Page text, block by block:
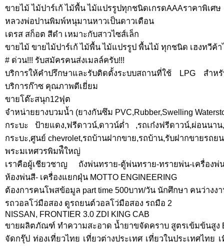
ขายไม้ ไม้ปาร์เก้ ไม้พื้น ไม้แปรรูปทุกชนิดเกรดAAAราคาพิเศษ
หลวงพ่อปานพิมพ์หนุมานหาวเป็นดาวเดือน
เดรส สก็อต สีดำ เหมาะกับสาวไซส์เล็ก
ขายไม้ ขายไม้ปาร์เก้ ไม้พื้น ไม้แปรรูป พื้นไม้ ทุกชนิด เฮงทวีค้า
# ด่วน!!! รับสมัครคนส่งเมลล์ครับ!!!
บริการให้คำปรึกษาและรับติดตั้งระบบสถานที่ใช้ LPG สำหรั
บริการก๊าซ คุณภาพดีเยี่ยม
ขายโต๊ะสนุก12ฟุต
จำหน่ายยางบวมน้ำ (ยางกันซึม PVC,Rubber,Swelling
กระบะ ป้ายแดง,ฟรีดาวน์,ดาวน์ต่ำ ,รถเก๋งฟรีดาวน์,ผ่อนน
กระบะ,ศูนย์ chevrolet,รถบ้านฝากขาย,รถบ้าน,รับฝากขายรถย
พระมเหศวรพิมพ์ืใหญ่
เราคือผู้เชียวชาญ ถังพ่นทราย-ตู้พ่นทราย-ทรายพ่น-เครื่องพ่
ห้องพ่นสี- เครื่องแยกฝุ่น MOTTO ENGINEERING
ต้องการคนโพสข้อมูล part time 500บาท/วัน นักศึกษา คนว่างง
รถวอลโว่มือสอง ดูรถยนต์วอลโว่มือสอง รถมือ 2
NISSAN, FRONTIER 3.0 ZDI KING CAB
ขายผลิตภัณฑ์ ทำความสะอาด น้ำยาขจัดคราบ สูตรเข้มข้นสูง
จัดกรุ๊ป ท่องเที่ยวไทย เที่ยวต่างประเทศ เที่ยวในประเทศไทย